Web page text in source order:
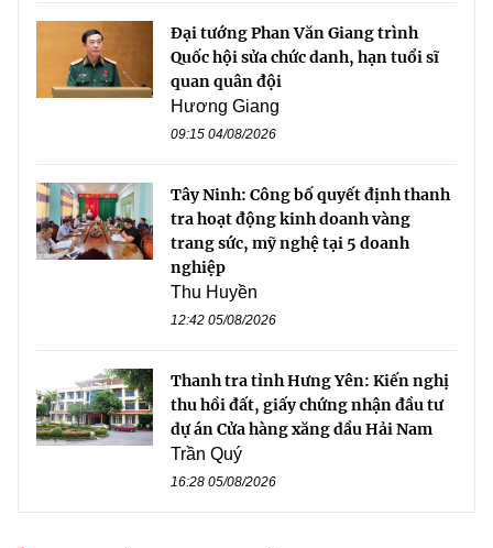
Đại tướng Phan Văn Giang trình
Quốc hội sửa chức danh, hạn tuổi sĩ
quan quân đội
Hương Giang
09:15 04/08/2026
Tây Ninh: Công bố quyết định thanh
tra hoạt động kinh doanh vàng
trang sức, mỹ nghệ tại 5 doanh
nghiệp
Thu Huyền
12:42 05/08/2026
Thanh tra tỉnh Hưng Yên: Kiến nghị
thu hồi đất, giấy chứng nhận đầu tư
dự án Cửa hàng xăng dầu Hải Nam
Trần Quý
16:28 05/08/2026